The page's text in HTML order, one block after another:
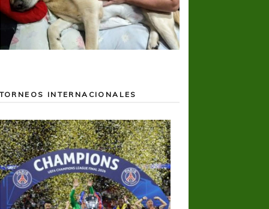
TORNEOS INTERNACIONALES